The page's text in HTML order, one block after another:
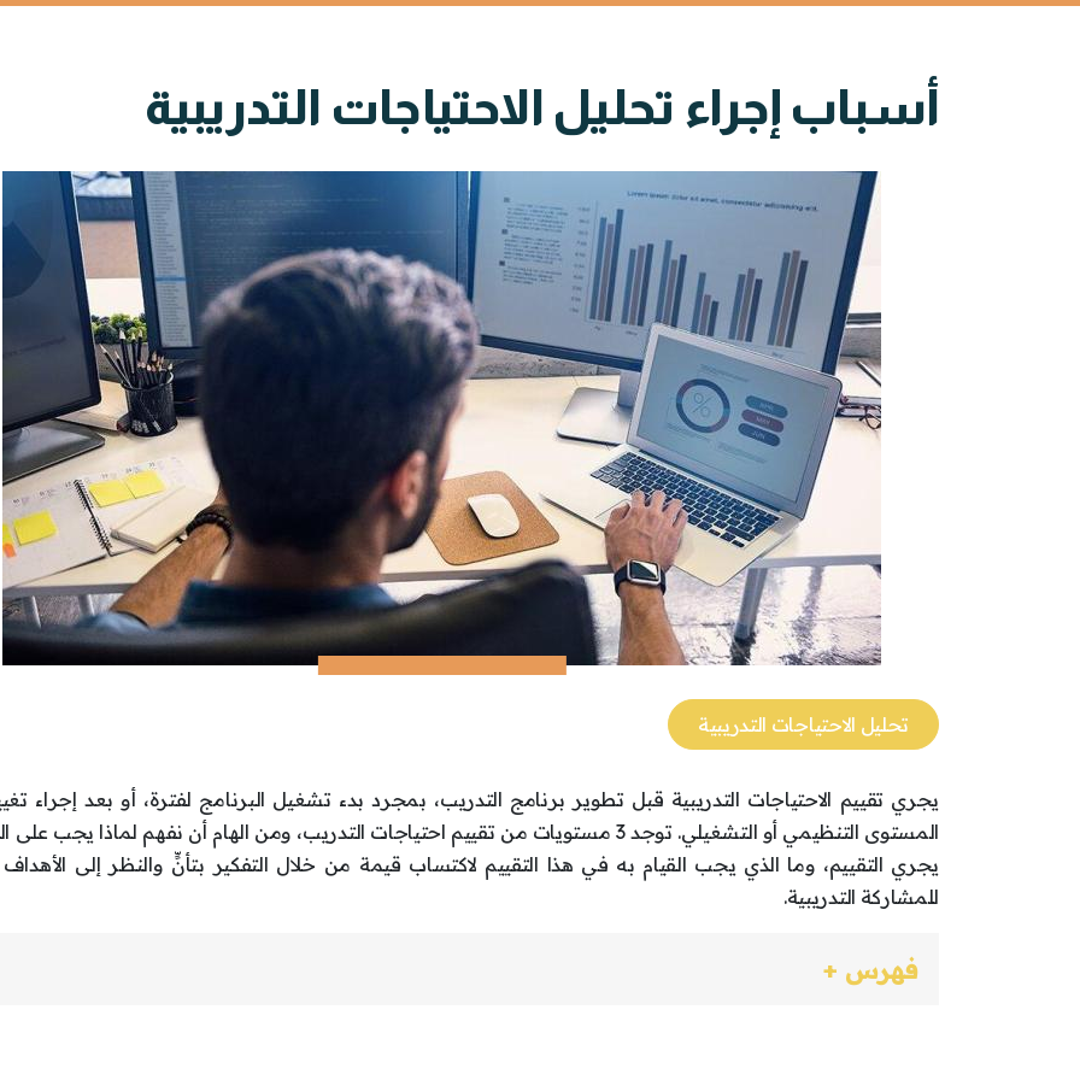
أسباب إجراء تحليل الاحتياجات التدريبية
تحليل الاحتياجات التدريبية
يجري تقييم الاحتياجات التدريبية قبل تطوير برنامج التدريب، بمجرد بدء تشغيل البرنامج لفترة، أو بعد إجراء
المستوى التنظيمي أو التشغيلي. توجد 3 مستويات من تقييم احتياجات التدريب، ومن الهام أن نفهم لماذا يجب
يجري التقييم، وما الذي يجب القيام به في هذا التقييم لاكتساب قيمة من خلال التفكير بتأنٍّ والنظر إلى الأهداف
للمشاركة التدريبية.
فهرس +